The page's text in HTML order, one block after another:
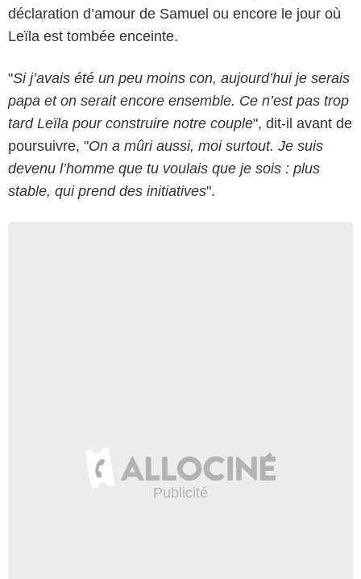
déclaration d’amour de Samuel ou encore le jour où
Leïla est tombée enceinte.
"Si j’avais été un peu moins con, aujourd’hui je serais
papa et on serait encore ensemble. Ce n’est pas trop
tard Leïla pour construire notre couple", dit-il avant de
poursuivre, "On a mûri aussi, moi surtout. Je suis
devenu l’homme que tu voulais que je sois : plus
stable, qui prend des initiatives".